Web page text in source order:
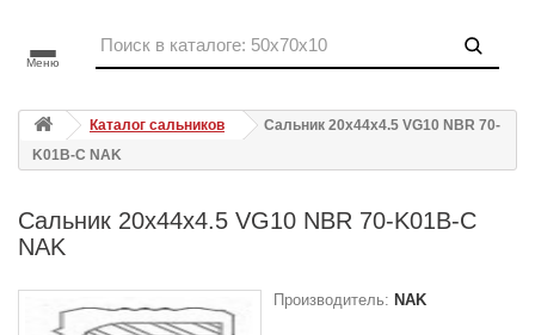
Меню
Каталог сальников
Сальник 20x44x4.5 VG10 NBR 70-
K01B-C NAK
Сальник 20x44x4.5 VG10 NBR 70-K01B-C
NAK
Производитель: NAK